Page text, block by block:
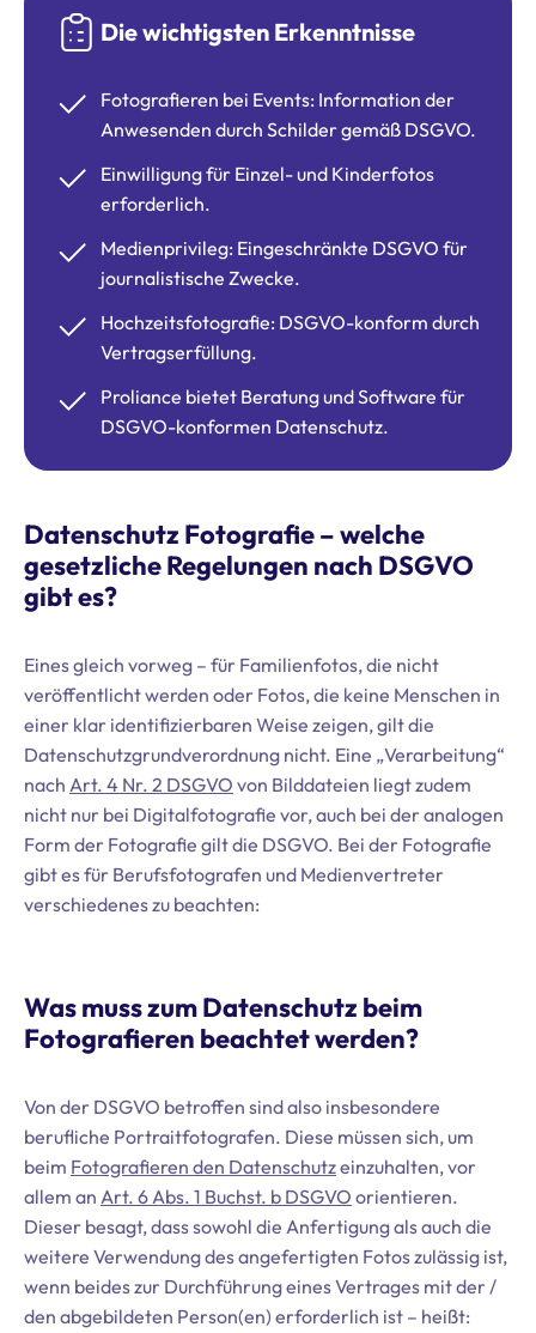
Die wichtigsten Erkenntnisse
Fotografieren bei Events: Information der
Anwesenden durch Schilder gemäß DSGVO.
Einwilligung für Einzel- und Kinderfotos
erforderlich.
Medienprivileg: Eingeschränkte DSGVO für
journalistische Zwecke.
Hochzeitsfotografie: DSGVO-konform durch
Vertragserfüllung.
Proliance bietet Beratung und Software für
DSGVO-konformen Datenschutz.
Datenschutz Fotografie – welche
gesetzliche Regelungen nach DSGVO
gibt es?
Eines gleich vorweg – für Familienfotos, die nicht
veröffentlicht werden oder Fotos, die keine Menschen in
einer klar identifizierbaren Weise zeigen, gilt die
Datenschutzgrundverordnung nicht. Eine „Verarbeitung“
nach Art. 4 Nr. 2 DSGVO von Bilddateien liegt zudem
nicht nur bei Digitalfotografie vor, auch bei der analogen
Form der Fotografie gilt die DSGVO. Bei der Fotografie
gibt es für Berufsfotografen und Medienvertreter
verschiedenes zu beachten:
Was muss zum Datenschutz beim
Fotografieren beachtet werden?
Von der DSGVO betroffen sind also insbesondere
berufliche Portraitfotografen. Diese müssen sich, um
beim Fotografieren den Datenschutzeinzuhalten, vor
allem an Art. 6 Abs. 1 Buchst. b DSGVO orientieren.
Dieser besagt, dass sowohl die Anfertigung als auch die
weitere Verwendung des angefertigten Fotos zulässig ist,
wenn beides zur Durchführung eines Vertrages mit der /
den abgebildeten Person(en) erforderlich ist – heißt: